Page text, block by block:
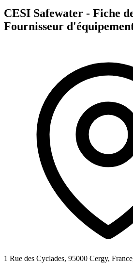
CESI Safewater - Fiche
Fournisseur
1 Rue des Cyclades, 95000 Cergy,